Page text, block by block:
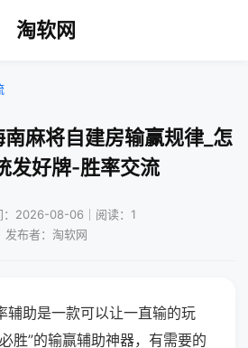
淘软网
麻将自建房输赢规律_怎
发好牌-胜率交流
：2026-08-06｜阅读：1
发布者：淘软网
辅助是一款可以让一直输的玩
胜”的输赢辅助神器，有需要的